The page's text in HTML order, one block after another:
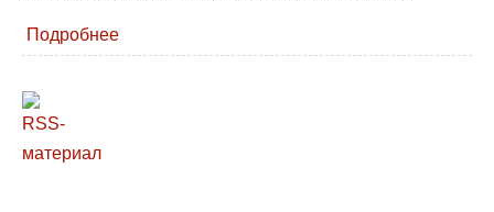
Подробнее